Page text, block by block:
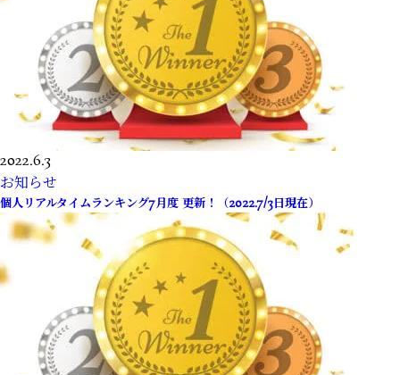
2022.6.3
お知らせ
個人リアルタイムランキング7月度 更新！（2022.7/3日現在）